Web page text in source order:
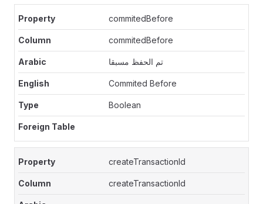
commitedBefore
commitedBefore
تم الحفظ مسبقا
Commited Before
Boolean
createTransactionId
createTransactionId